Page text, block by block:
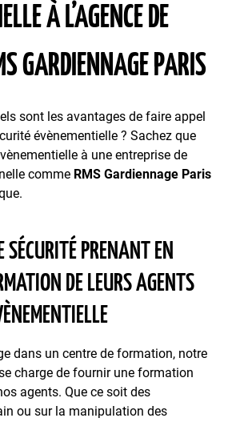
À L’AGENCE DE
GARDIENNAGE PARIS
sont les avantages de faire appel
évènementielle ? Sachez que
à une entreprise de
comme RMS Gardiennage Paris
SÉCURITÉ PRENANT EN
DE LEURS AGENTS
dans un centre de formation, notre
charge de fournir une formation
agents. Que ce soit des
ou sur la manipulation des